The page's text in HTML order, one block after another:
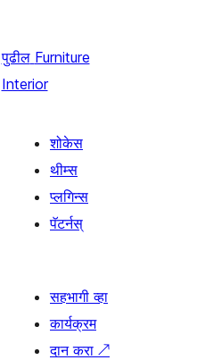
पुढील Furniture
Interior
शोकेस
थीम्स
प्लगिन्स
पॅटर्नस्
सहभागी व्हा
कार्यक्रम
दान करा ↗